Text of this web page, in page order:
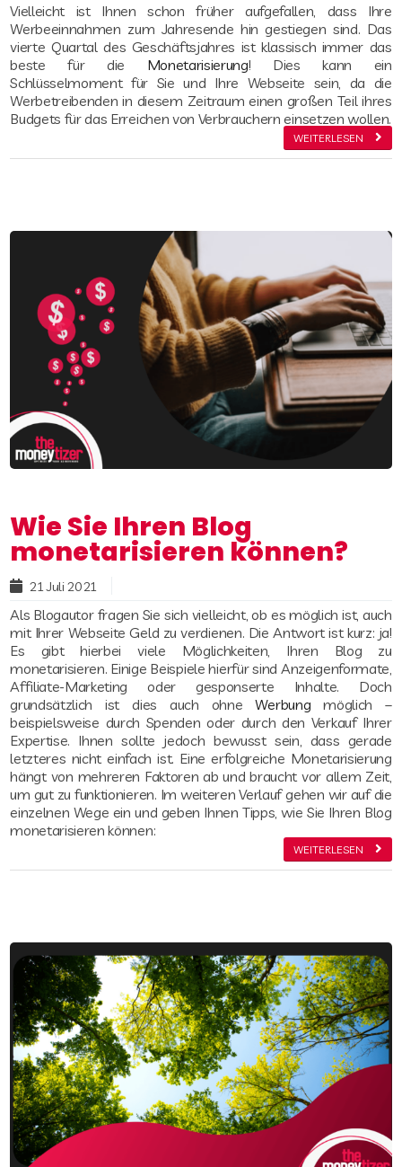
Vielleicht ist Ihnen schon früher aufgefallen, dass Ihre
Werbeeinnahmen zum Jahresende hin gestiegen sind. Das
vierte Quartal des Geschäftsjahres ist klassisch immer das
beste für die Monetarisierung! Dies kann ein
Schlüsselmoment für Sie und Ihre Webseite sein, da die
Werbetreibenden in diesem Zeitraum einen großen Teil ihres
Budgets für das Erreichen von Verbrauchern einsetzen wollen.
WEITERLESEN
Wie Sie Ihren Blog
monetarisieren können?
21 Juli 2021
Als Blogautor fragen Sie sich vielleicht, ob es möglich ist, auch
mit Ihrer Webseite Geld zu verdienen. Die Antwort ist kurz: ja!
Es gibt hierbei viele Möglichkeiten, Ihren Blog zu
monetarisieren. Einige Beispiele hierfür sind Anzeigenformate,
Affiliate-Marketing oder gesponserte Inhalte. Doch
grundsätzlich ist dies auch ohneWerbung möglich –
beispielsweise durch Spenden oder durch den Verkauf Ihrer
Expertise. Ihnen sollte jedoch bewusst sein, dass gerade
letzteres nicht einfach ist. Eine erfolgreiche Monetarisierung
hängt von mehreren Faktoren ab und braucht vor allem Zeit,
um gut zu funktionieren. Im weiteren Verlauf gehen wir auf die
einzelnen Wege ein und geben Ihnen Tipps, wie Sie Ihren Blog
monetarisieren können:
WEITERLESEN